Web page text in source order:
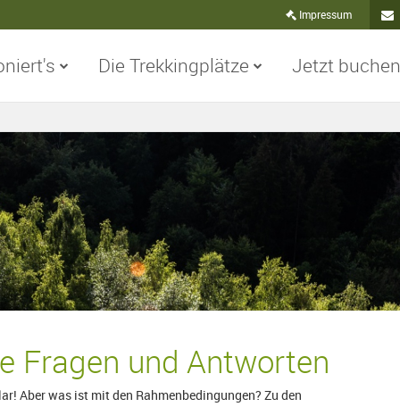
Impressum
Die Trekkingplätze Jetzt buchen
Fragen und Antworten
Aber was ist mit den Rahmenbedingungen? Zu den